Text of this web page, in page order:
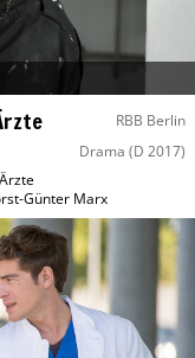
RBB Berlin
Drama (D 2017)
Günter Marx